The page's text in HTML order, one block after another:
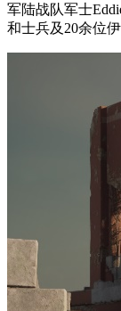
军陆战队军士
和士兵及20余位